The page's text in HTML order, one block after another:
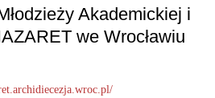
Akademickiej i
we Wrocławiu